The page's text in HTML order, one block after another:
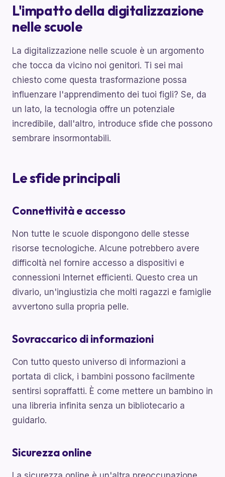
L'impatto della digitalizzazione
nelle scuole
La digitalizzazione nelle scuole è un argomento
che tocca da vicino noi genitori. Ti sei mai
chiesto come questa trasformazione possa
influenzare l'apprendimento dei tuoi figli? Se, da
un lato, la tecnologia offre un potenziale
incredibile, dall'altro, introduce sfide che possono
sembrare insormontabili.
Le sfide principali
Connettività e accesso
Non tutte le scuole dispongono delle stesse
risorse tecnologiche. Alcune potrebbero avere
difficoltà nel fornire accesso a dispositivi e
connessioni Internet efficienti. Questo crea un
divario, un'ingiustizia che molti ragazzi e famiglie
avvertono sulla propria pelle.
Sovraccarico di informazioni
Con tutto questo universo di informazioni a
portata di click, i bambini possono facilmente
sentirsi sopraffatti. È come mettere un bambino in
una libreria infinita senza un bibliotecario a
guidarlo.
Sicurezza online